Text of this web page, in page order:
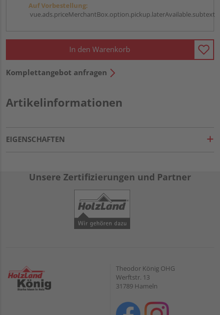
Auf Vorbestellung:
vue.ads.priceMerchantBox.option.pickup.laterAvailable.subtext
In den Warenkorb
Komplettangebot anfragen
Artikelinformationen
EIGENSCHAFTEN
Unsere Zertifizierungen und Partner
Theodor König OHG
Werftstr. 13
31789 Hameln